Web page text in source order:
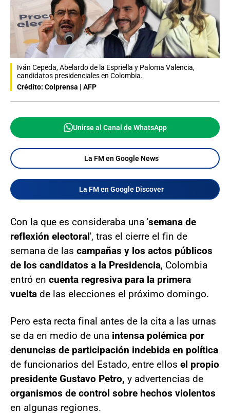
Iván Cepeda, Abelardo de la Espriella y Paloma Valencia,
candidatos presidenciales en Colombia.
Crédito: Colprensa | AFP
Unirse al Canal de WhatsApp
La FM en Google News
La FM en Google Discover
Con la que es consideraba una 'semana de
reflexión electoral', tras el cierre el fin de
semana de las campañas y los actos públicos
de los candidatos a la Presidencia, Colombia
entró en cuenta regresiva para la primera
vuelta de las elecciones el próximo domingo.
Pero esta recta final antes de la cita a las urnas
se da en medio de una intensa polémica por
denuncias de participación indebida en política
de funcionarios del Estado, entre ellos el propio
presidente Gustavo Petro, y advertencias de
organismos de control sobre hechos violentos
en algunas regiones.